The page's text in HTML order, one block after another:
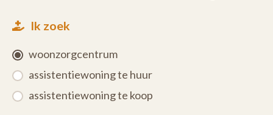
Ik zoek
woonzorgcentrum
assistentiewoning te huur
assistentiewoning te koop